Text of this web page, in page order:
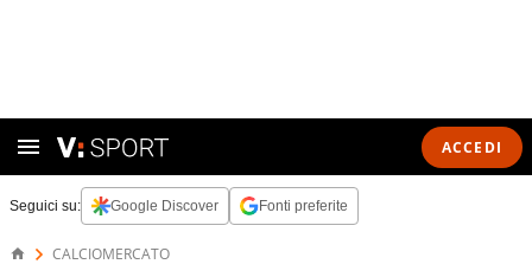
ACCEDI
Seguici su: Google Discover Fonti preferite
CALCIOMERCATO